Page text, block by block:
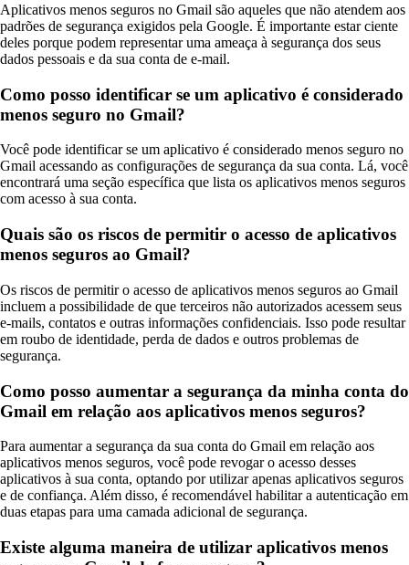
Aplicativos menos seguros no Gmail são aqueles que não atendem aos
padrões de segurança exigidos pela Google. É importante estar ciente
deles porque podem representar uma ameaça à segurança dos seus
dados pessoais e da sua conta de e-mail.
Como posso identificar se um aplicativo é considerado
menos seguro no Gmail?
Você pode identificar se um aplicativo é considerado menos seguro no
Gmail acessando as configurações de segurança da sua conta. Lá, você
encontrará uma seção específica que lista os aplicativos menos seguros
com acesso à sua conta.
Quais são os riscos de permitir o acesso de aplicativos
menos seguros ao Gmail?
Os riscos de permitir o acesso de aplicativos menos seguros ao Gmail
incluem a possibilidade de que terceiros não autorizados acessem seus
e-mails, contatos e outras informações confidenciais. Isso pode resultar
em roubo de identidade, perda de dados e outros problemas de
segurança.
Como posso aumentar a segurança da minha conta do
Gmail em relação aos aplicativos menos seguros?
Para aumentar a segurança da sua conta do Gmail em relação aos
aplicativos menos seguros, você pode revogar o acesso desses
aplicativos à sua conta, optando por utilizar apenas aplicativos seguros
e de confiança. Além disso, é recomendável habilitar a autenticação em
duas etapas para uma camada adicional de segurança.
Existe alguma maneira de utilizar aplicativos menos